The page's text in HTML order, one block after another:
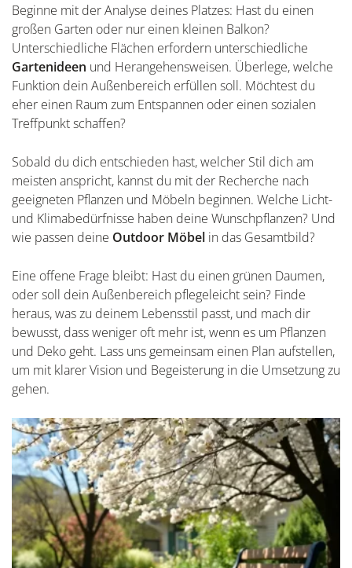
Beginne mit der Analyse deines Platzes: Hast du einen
großen Garten oder nur einen kleinen Balkon?
Unterschiedliche Flächen erfordern unterschiedliche
Gartenideen und Herangehensweisen. Überlege, welche
Funktion dein Außenbereich erfüllen soll. Möchtest du
eher einen Raum zum Entspannen oder einen sozialen
Treffpunkt schaffen?
Sobald du dich entschieden hast, welcher Stil dich am
meisten anspricht, kannst du mit der Recherche nach
geeigneten Pflanzen und Möbeln beginnen. Welche Licht-
und Klimabedürfnisse haben deine Wunschpflanzen? Und
wie passen deine Outdoor Möbel in das Gesamtbild?
Eine offene Frage bleibt: Hast du einen grünen Daumen,
oder soll dein Außenbereich pflegeleicht sein? Finde
heraus, was zu deinem Lebensstil passt, und mach dir
bewusst, dass weniger oft mehr ist, wenn es um Pflanzen
und Deko geht. Lass uns gemeinsam einen Plan aufstellen,
um mit klarer Vision und Begeisterung in die Umsetzung zu
gehen.